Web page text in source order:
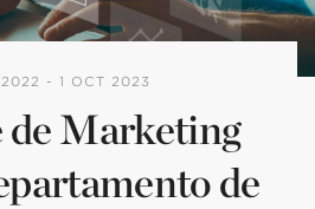
2022 - 1 OCT 2023
Marketing
de